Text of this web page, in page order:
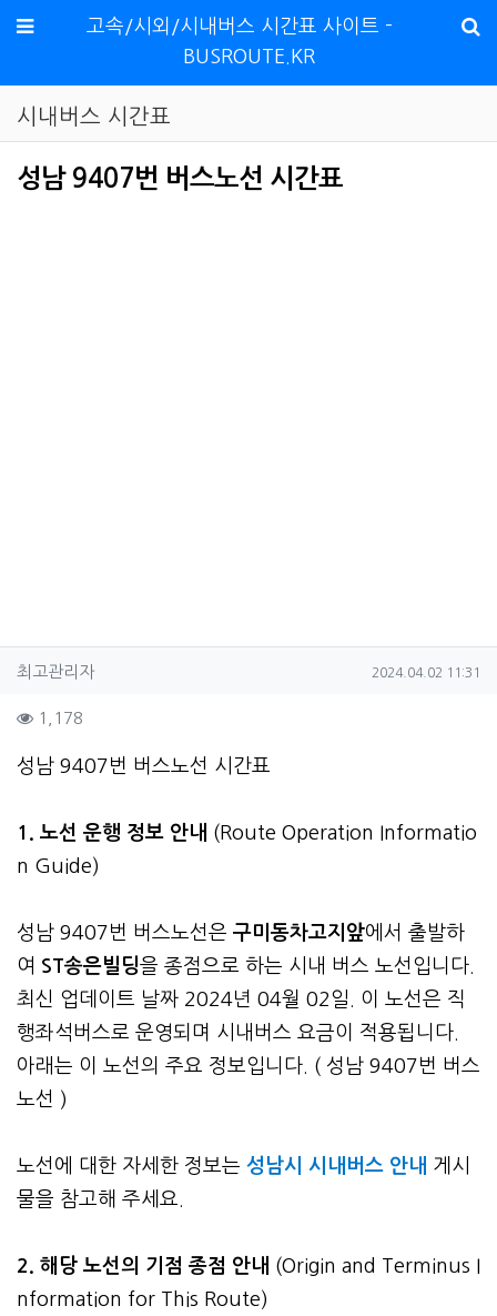
메뉴
고속/시외/시내버스 시간표 사이트 -
BUSROUTE.KR
시내버스 시간표
성남 9407번 버스노선 시간표
작성자 정보
최고관리자작성 작성일
2024.04.02 11:31
컨텐츠 정보
1,178
본문
성남 9407번 버스노선 시간표
1. 노선 운행 정보 안내 (Route Operation Informatio
n Guide)
성남 9407번 버스노선은 구미동차고지앞에서 출발하
여 ST송은빌딩을 종점으로 하는 시내 버스 노선입니다.
최신 업데이트 날짜 2024년 04월 02일. 이 노선은 직
행좌석버스로 운영되며 시내버스 요금이 적용됩니다.
아래는 이 노선의 주요 정보입니다. ( 성남 9407번 버스
노선 )
노선에 대한 자세한 정보는 성남시 시내버스 안내 게시
물을 참고해 주세요.
2. 해당 노선의 기점 종점 안내 (Origin and Terminus I
nformation for This Route)